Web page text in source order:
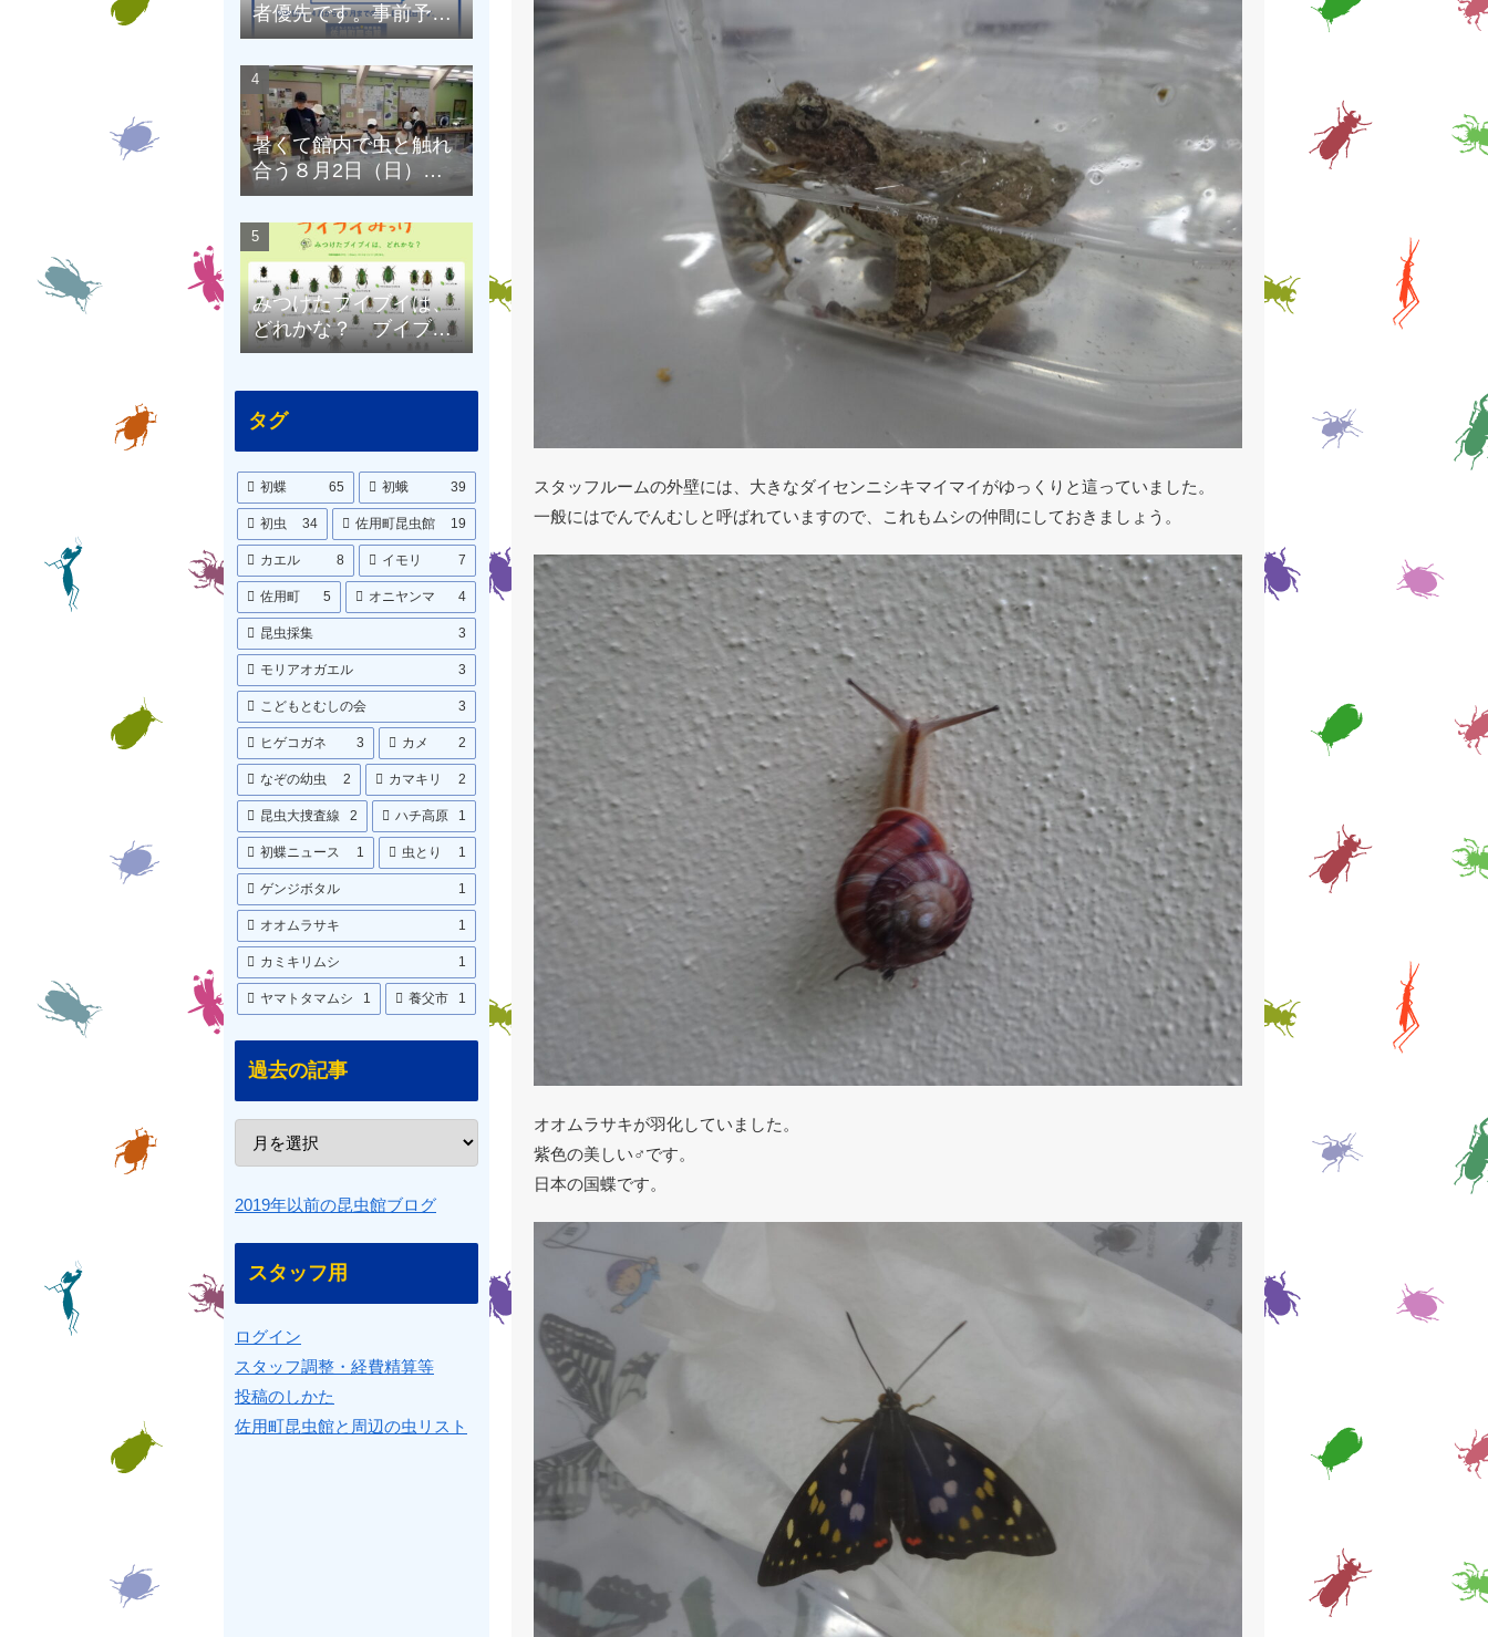
スタッフルームの外壁には、大きなダイセンニシキマイマイがゆっくりと這っていました。
一般にはでんでんむしと呼ばれていますので、これもムシの仲間にしておきましょう。
オオムラサキが羽化していました。
紫色の美しい♂です。
日本の国蝶です。
者優先です。事前予約
にご協力をお願いしま
す。
暑くて館内で虫と触れ
合う８月2日（日）の
昆虫館
みつけたブイブイは、
どれかな？ ブイブイ
ポスターをつくりまし
タグ
初蝶 65 初蛾 39
初虫 34 佐用町昆虫館 19
カエル 8 イモリ 7
佐用町 5 オニヤンマ 4
昆虫採集 3
モリアオガエル 3
こどもとむしの会 3
ヒゲコガネ 3 カメ 2
なぞの幼虫 2 カマキリ 2
昆虫大捜査線 2 ハチ高原 1
初蝶ニュース 1 虫とり 1
ゲンジボタル 1
オオムラサキ 1
カミキリムシ 1
ヤマトタマムシ 1 養父市 1
過去の記事
2019年以前の昆虫館ブログ
スタッフ用
ログイン
スタッフ調整・経費精算等
投稿のしかた
佐用町昆虫館と周辺の虫リスト